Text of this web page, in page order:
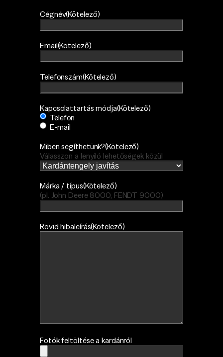
Cégnév(Kötelező)
Email(Kötelező)
Telefonszám(Kötelező)
Kapcsolattartás módja(Kötelező)
Telefon
E-mail
Miben segíthetünk?(Kötelező)
Válasszon a lenyíló lehetőségek közül
Márka / típus(Kötelező)
(pl. John Deere 8000, FENDT 9000)
Rövid hibaleírás(Kötelező)
Fotók feltöltése a kardánról